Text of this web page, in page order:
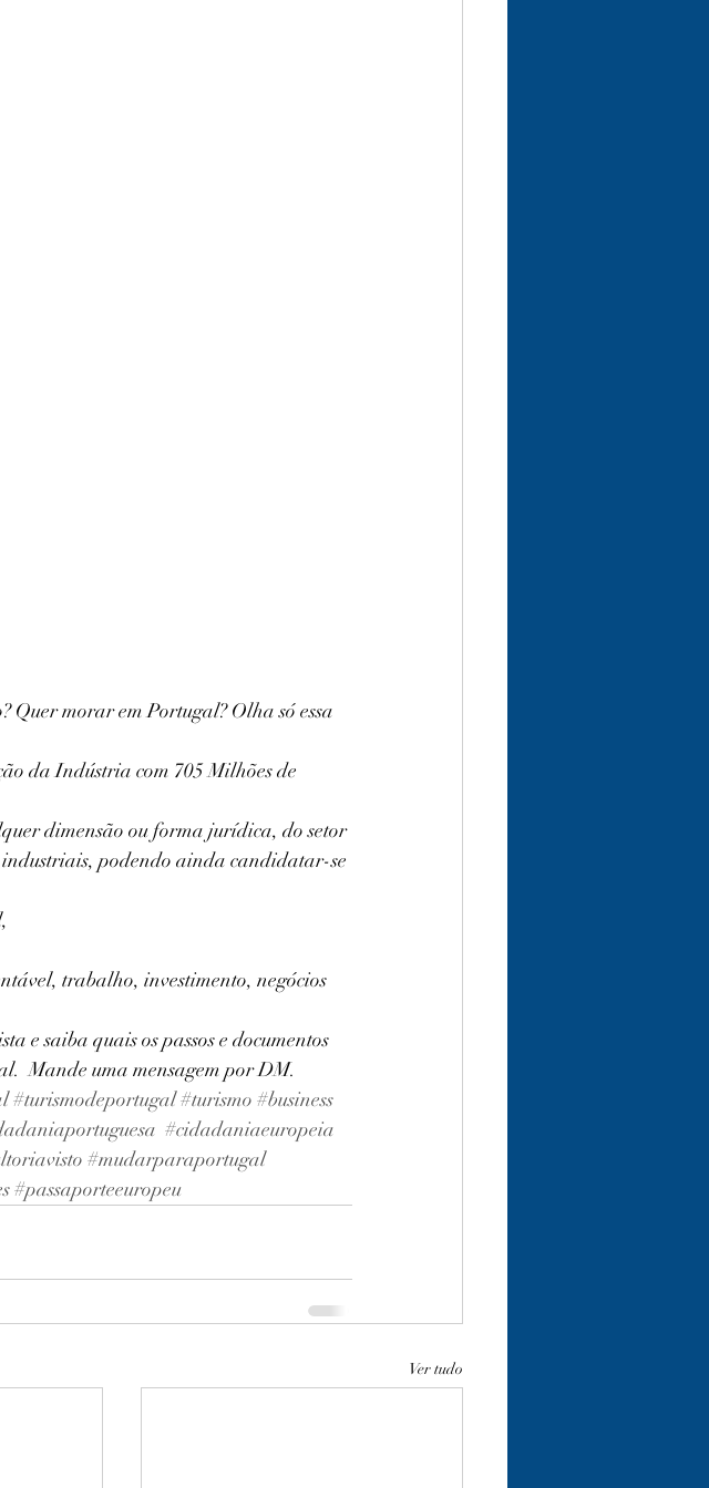
Quer morar em Portugal? Olha só essa
da Indústria com 705 Milhões de
dimensão ou forma jurídica, do setor
industriais, podendo ainda candidatar-se
trabalho, investimento, negócios
e saiba quais os passos e documentos
Mande uma mensagem por DM.
#turismodeportugal#turismo #business
#cidadaniaeuropeia
#mudarparaportugal
#passaporteeuropeu
Ver tudo